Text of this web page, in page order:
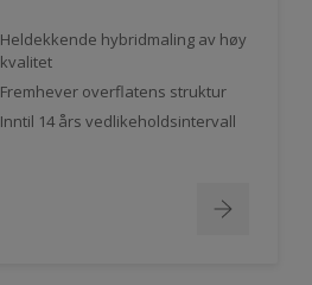
Heldekkende hybridmaling av høy
kvalitet
Fremhever overflatens struktur
Inntil 14 års vedlikeholdsintervall